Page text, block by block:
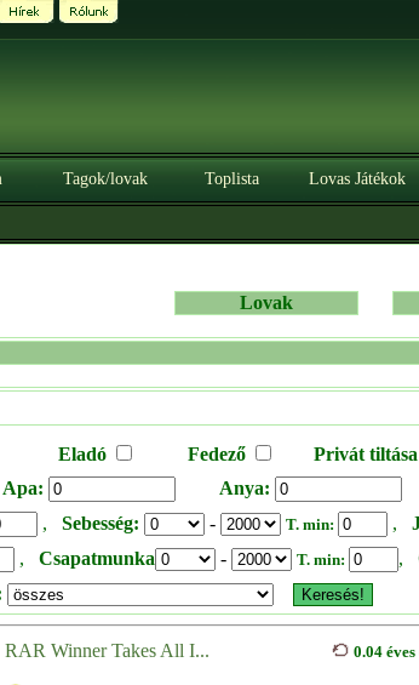
Tagok/lovak Toplista Lovas Játékok
Lovak
Eladó Fedező Privát tiltása
Apa: Anya:
, Sebesség: - T. min: ,
, Csapatmunka - T. min: ,
RAR Winner Takes All I... 0.04